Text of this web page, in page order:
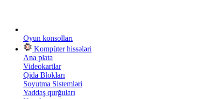
Oyun konsolları
Kompüter hissələri
Ana plata
Videokartlar
Qida Blokları
Soyutma Sistemləri
Yaddaş qurğuları